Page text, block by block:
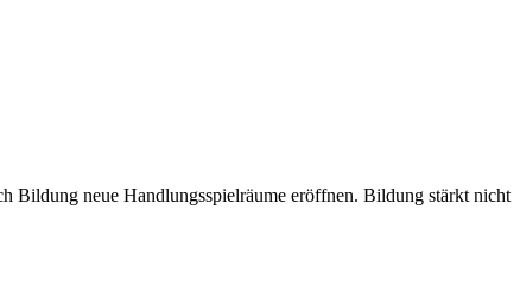
Bildung neue Handlungsspielräume eröffnen. Bildung stärkt nicht